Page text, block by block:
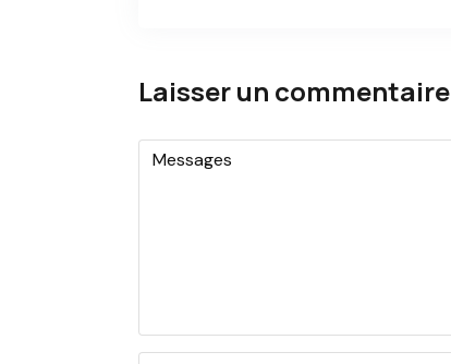
Laisser un commentaire